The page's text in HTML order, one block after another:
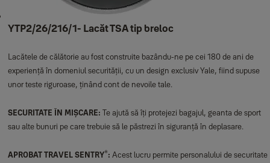
YTP2/26/216/1- Lacăt TSA tip breloc
Lacătele de călătorie au fost construite bazându-ne pe cei 180 de ani de
experiență în domeniul securității, cu un design exclusiv Yale, fiind supuse
unor teste riguroase, ținând cont de nevoile tale.
SECURITATE ÎN MIȘCARE: Te ajută să îți protejezi bagajul, geanta de sport
sau alte bunuri pe care trebuie să le păstrezi în siguranță în deplasare.
APROBAT TRAVEL SENTRY®: Acest lucru permite personalului de securitate